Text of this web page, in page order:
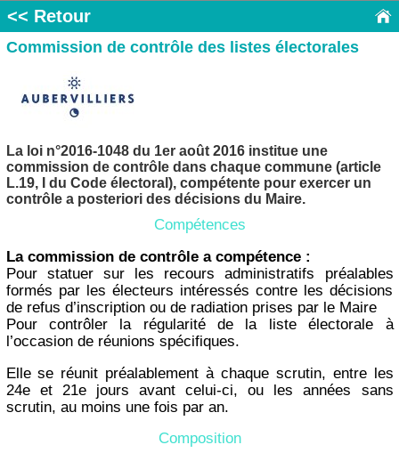
<< Retour
Commission de contrôle des listes électorales
La loi n°2016-1048 du 1er août 2016 institue une
commission de contrôle dans chaque commune (article
L.19, I du Code électoral), compétente pour exercer un
contrôle a posteriori des décisions du Maire.
Compétences
La commission de contrôle a compétence :
Pour statuer sur les recours administratifs préalables
formés par les électeurs intéressés contre les décisions
de refus d’inscription ou de radiation prises par le Maire
Pour contrôler la régularité de la liste électorale à
l’occasion de réunions spécifiques.
Elle se réunit préalablement à chaque scrutin, entre les
24e et 21e jours avant celui-ci, ou les années sans
scrutin, au moins une fois par an.
Composition